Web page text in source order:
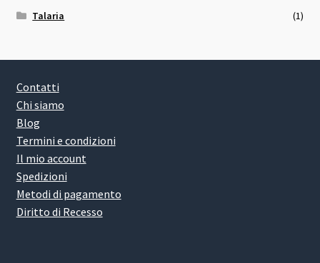
Talaria
(1)
Contatti
Chi siamo
Blog
Termini e condizioni
Il mio account
Spedizioni
Metodi di pagamento
Diritto di Recesso